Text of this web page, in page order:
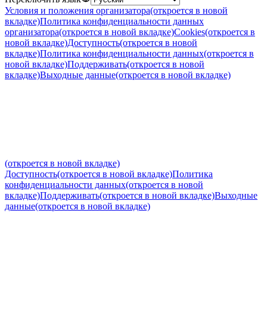
Условия и положения организатора(откроется в новой
вкладке)Политика конфиденциальности данных
организатора(откроется в новой вкладке)Cookies(откроется в
новой вкладке)Доступность(откроется в новой
вкладке)Политика конфиденциальности данных(откроется в
новой вкладке)Поддерживать(откроется в новой
вкладке)Выходные данные(откроется в новой вкладке)
(откроется в новой вкладке)
Доступность(откроется в новой вкладке)Политика
конфиденциальности данных(откроется в новой
вкладке)Поддерживать(откроется в новой вкладке)Выходные
данные(откроется в новой вкладке)